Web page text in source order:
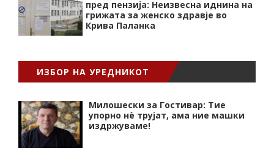
пред пензија: Неизвесна иднина на
грижата за женско здравје во
Крива Паланка
ИЗБОР НА УРЕДНИКОТ
Милошески за Гостивар: Тие
упорно нѐ трујат, ама ние машки
издржуваме!